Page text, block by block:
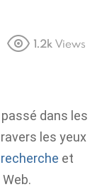
1.2k Views
dans les
les yeux
et